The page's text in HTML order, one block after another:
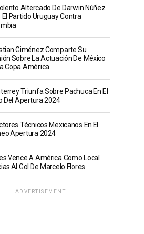
Altercado De Darwin Núñez
El Partido Uruguay Contra
Giménez Comparte Su
Sobre La Actuación De México
Copa América
Triunfa Sobre Pachuca En El
Del Apertura 2024
Técnicos Mexicanos En El
Apertura 2024
Vence A América Como Local
Al Gol De Marcelo Flores
ADVERTISEMENT